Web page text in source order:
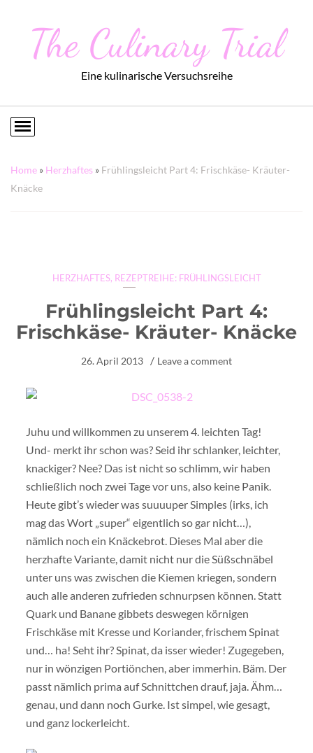
The Culinary Trial
Eine kulinarische Versuchsreihe
Home » Herzhaftes » Frühlingsleicht Part 4: Frischkäse- Kräuter-
Knäcke
HERZHAFTES, REZEPTREIHE: FRÜHLINGSLEICHT
Frühlingsleicht Part 4:
Frischkäse- Kräuter- Knäcke
26. April 2013 Leave a comment
Juhu und willkommen zu unserem 4. leichten Tag!
Und- merkt ihr schon was? Seid ihr schlanker, leichter,
knackiger? Nee? Das ist nicht so schlimm, wir haben
schließlich noch zwei Tage vor uns, also keine Panik.
Heute gibt’s wieder was suuuuper Simples (irks, ich
mag das Wort „super“ eigentlich so gar nicht…),
nämlich noch ein Knäckebrot. Dieses Mal aber die
herzhafte Variante, damit nicht nur die Süßschnäbel
unter uns was zwischen die Kiemen kriegen, sondern
auch alle anderen zufrieden schnurpsen können. Statt
Quark und Banane gibbets deswegen körnigen
Frischkäse mit Kresse und Koriander, frischem Spinat
und… ha! Seht ihr? Spinat, da isser wieder! Zugegeben,
nur in wönzigen Portiönchen, aber immerhin. Bäm. Der
passt nämlich prima auf Schnittchen drauf, jaja. Ähm…
genau, und dann noch Gurke. Ist simpel, wie gesagt,
und ganz lockerleicht.